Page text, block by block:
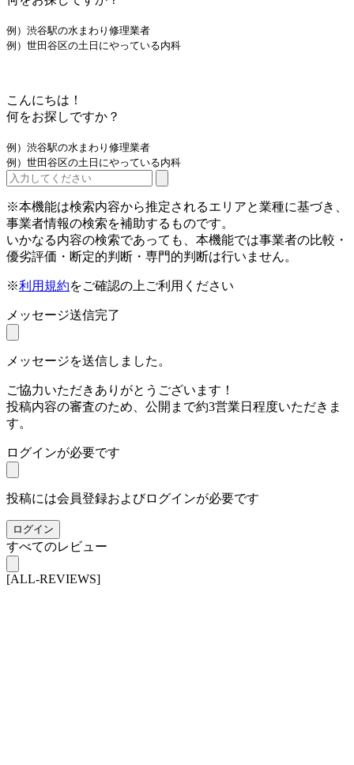
例）渋谷駅の水まわり修理業者
例）世田谷区の土日にやっている内科
こんにちは！
何をお探しですか？
例）渋谷駅の水まわり修理業者
例）世田谷区の土日にやっている内科
※本機能は検索内容から推定されるエリアと業種に基づき、
事業者情報の検索を補助するものです。
いかなる内容の検索であっても、本機能では事業者の比較・
優劣評価・断定的判断・専門的判断は行いません。
※利用規約をご確認の上ご利用ください
メッセージ送信完了
メッセージを送信しました。
ご協力いただきありがとうございます！
投稿内容の審査のため、公開まで約3営業日程度いただきま
す。
ログインが必要です
投稿には会員登録およびログインが必要です
ログイン
すべてのレビュー
[ALL-REVIEWS]